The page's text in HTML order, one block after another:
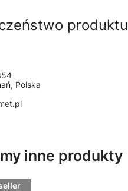
produktu
Polska
inne produkty